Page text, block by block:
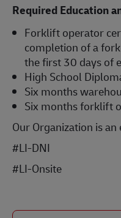
Required Education
Forklift operator
completion of a
the first 30 days of
High School
Six months
Six months forklift
Our Organization is
#LI-DNI
#LI-Onsite